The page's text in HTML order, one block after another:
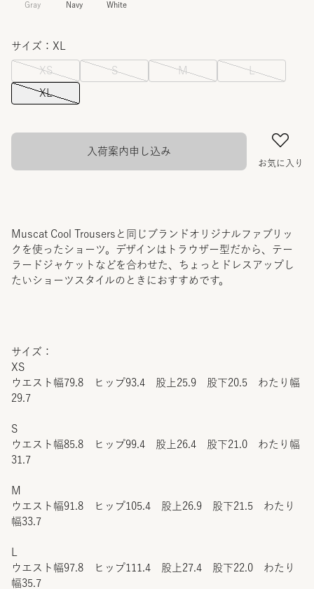
Gray Navy White
サイズ：XL
XS S M L
XL
お気に入り
入荷案内申し込み
Muscat Cool Trousersと同じブランドオリジナルファブリッ
クを使ったショーツ。デザインはトラウザー型だから、テー
ラードジャケットなどを合わせた、ちょっとドレスアップし
たいショーツスタイルのときにおすすめです。
サイズ：
XS
ウエスト幅79.8 ヒップ93.4 股上25.9 股下20.5 わたり幅
29.7
S
ウエスト幅85.8 ヒップ99.4 股上26.4 股下21.0 わたり幅
31.7
M
ウエスト幅91.8 ヒップ105.4 股上26.9 股下21.5 わたり
幅33.7
ウエスト幅97.8 ヒップ111.4 股上27.4 股下22.0 わたり
幅35.7